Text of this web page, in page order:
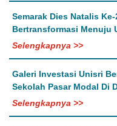
Semarak Dies Natalis
Bertransformasi Menuju
Selengkapnya >>
Galeri Investasi Unisri
Sekolah Pasar Modal Di
Selengkapnya >>